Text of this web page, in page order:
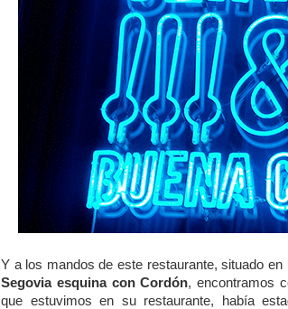
Y a los mandos de este restaurante, situado
Segovia esquina con Cordón, encontramos
que estuvimos en su restaurante, había